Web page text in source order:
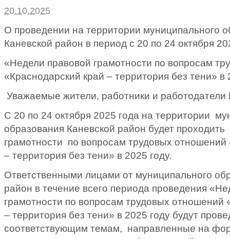
20.10.2025
О проведении на территории муниципального
Каневской район в период с 20 по 24 октября
«Недели правовой грамотности по вопросам
«Краснодарский край – территория без тени» в
Уважаемые жители, работники и работодатели
С 20 по 24 октября 2025 года на территории
образования Каневской район будет
грамотности по вопросам трудовых отношений
– территория без тени» в 2025 году.
Ответственными лицами от муниципального
район в течение всего периода проведения
грамотности по вопросам трудовых отношений
– территория без тени» в 2025 году будут
соответствующим темам, направленные на